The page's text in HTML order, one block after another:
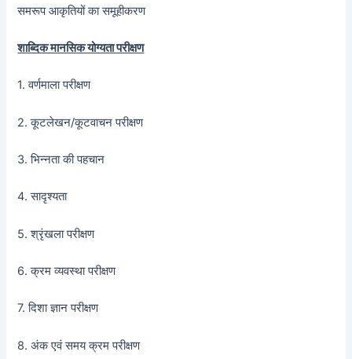
समरूप आकृतियों का समूहीकरण
शाब्दिक मानसिक योग्यता परीक्षण
1. वर्णमाला परीक्षण
2. कूटलेखन/कूटवाचन परीक्षण
3. भिन्नता की पहचान
4. सादृश्यता
5. श्रृंखला परीक्षण
6. क्रम व्यवस्था परीक्षण
7. दिशा ज्ञान परीक्षण
8. अंक एवं समय क्रम परीक्षण